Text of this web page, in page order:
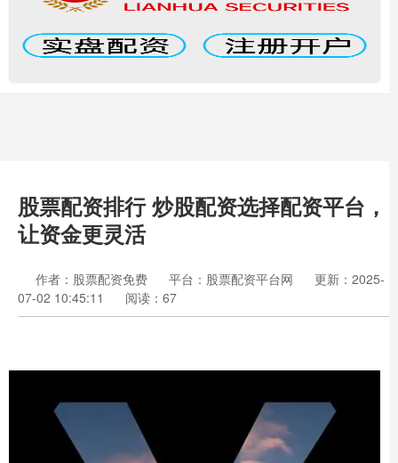
股票配资排行 炒股配资选择配资平台，
让资金更灵活
作者：股票配资免费 平台：股票配资平台网
更新：2025-
07-02 10:45:11
阅读：67